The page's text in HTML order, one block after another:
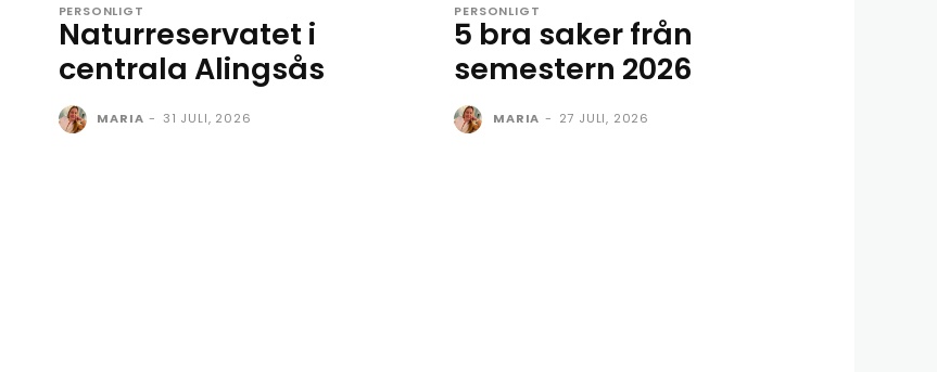
PERSONLIGT
Naturreservatet i
centrala Alingsås
MARIA - 31 JULI, 2026
PERSONLIGT
5 bra saker från
semestern 2026
MARIA - 27 JULI, 2026